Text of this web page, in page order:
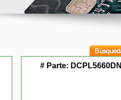
# Parte: DCPL5660DN